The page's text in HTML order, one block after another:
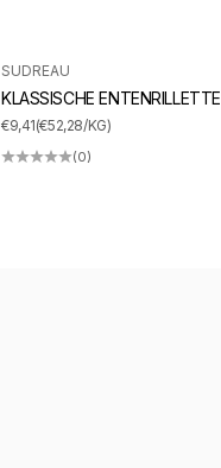
SUDREAU
KLASSISCHE ENTENRILLETTE
ANGEBOT
€9,41(€52,28/KG)
(0)